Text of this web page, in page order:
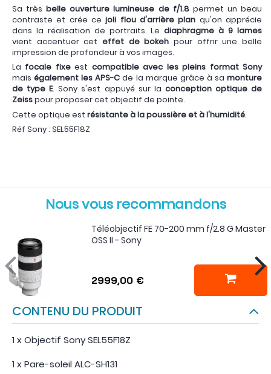
Sa trèsbelle ouverture lumineuse de f/1.8permet un beau
contraste et crée cejoli flou d'arrière plan qu'on apprécie
dans la réalisation de portraits. Lediaphragme à 9 lames
vient accentuer cet effet de bokeh pour offrir une belle
impression de profondeur à vos images.
La focale fixeest compatible avec les pleins format Sony
maiségalement les APS-C de la marque grâce à samonture
de type E. Sony s'est appuyé sur la conception optique de
Zeisspour proposer cet objectif de pointe.
Cette optique est résistante à la poussière et à l'humidité.
Réf Sony : SEL55F18Z
Nous vous recommandons
Téléobjectif FE 70-200 mm f/2.8 G Master
OSS II - Sony
2999,00 €
CONTENU DU PRODUIT
1 x Objectif Sony SEL55F18Z
1 x Pare-soleil ALC-SH131